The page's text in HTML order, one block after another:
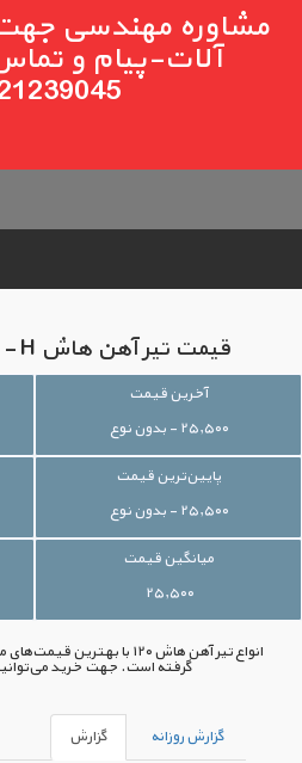
مشاوره مهندسی جهت
آلات-پیام و
قیمت تیر آهن هاش H - تیر آهن هاش ۱۲۰
آخرین قیمت
۲۵,۵۰۰ - بدون نوع
پایین‌ترین قیمت
۲۵,۵۰۰ - بدون نوع
میانگین قیمت
۲۵,۵۰۰
انواع تیر آهن هاش ۱۲۰ با
گرفته است. جهت خرید
گزارش روزانه گزارش